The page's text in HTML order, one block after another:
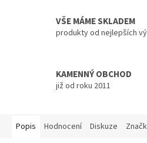
VŠE MÁME SKLADEM
produkty od nejlepších
KAMENNÝ OBCHOD
již od roku 2011
Popis Hodnocení Diskuze